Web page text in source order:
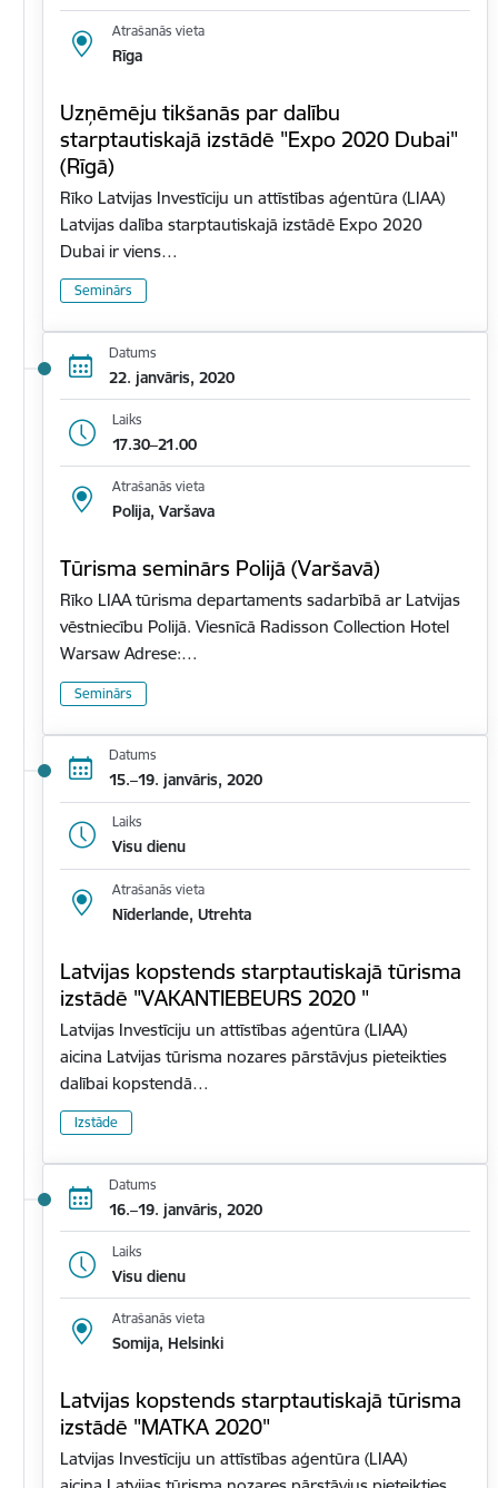
Atrašanās vieta
Rīga
Uzņēmēju tikšanās par dalību
starptautiskajā izstādē "Expo 2020 Dubai"
(Rīgā)
Rīko Latvijas Investīciju un attīstības aģentūra (LIAA)
Latvijas dalība starptautiskajā izstādē Expo 2020
Dubai ir viens…
Seminārs
Datums
22. janvāris, 2020
Laiks
17.30–21.00
Atrašanās vieta
Polija, Varšava
Tūrisma seminārs Polijā (Varšavā)
Rīko LIAA tūrisma departaments sadarbībā ar Latvijas
vēstniecību Polijā. Viesnīcā Radisson Collection Hotel
Warsaw Adrese:…
Seminārs
Datums
15.–19. janvāris, 2020
Laiks
Visu dienu
Atrašanās vieta
Nīderlande, Utrehta
Latvijas kopstends starptautiskajā tūrisma
izstādē "VAKANTIEBEURS 2020 "
Latvijas Investīciju un attīstības aģentūra (LIAA)
aicina Latvijas tūrisma nozares pārstāvjus pieteikties
dalībai kopstendā…
Izstāde
Datums
16.–19. janvāris, 2020
Laiks
Visu dienu
Atrašanās vieta
Somija, Helsinki
Latvijas kopstends starptautiskajā tūrisma
izstādē "MATKA 2020"
Latvijas Investīciju un attīstības aģentūra (LIAA)